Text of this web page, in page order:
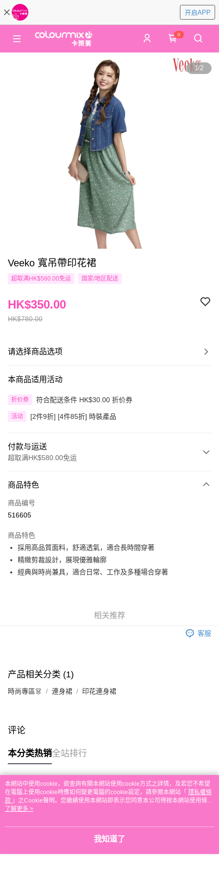
开启APP
0
1/2
Veeko 寬吊帶印花裙
超取满HK$580.00免运 国家/地区配送
HK$780.00
HK$350.00
请选择商品选项
本商品适用活动
折价券 符合配送条件 HK$30.00 折价券
活动 [2件9折] [4件85折] 時裝產品
付款与运送
超取满HK$580.00免运
信用卡
Apple Pay
AlipayHK
PayMe
eshop@colourmix-cosmetics.com** **我們不會處理沒有提供存款單據的訂
每笔HK$30.00，满HK$580.00(含以上)免运费
每笔HK$30.00，满HK$580.00(含以上)免运费
免运费
其他地区配送 查看运费
商品特色
商品编号
516605
商品特色
採用高品質面料，舒適透氣，適合長時間穿著
精緻剪裁設計，展現優雅輪廓
經典與時尚兼具，適合日常、工作及多種場合穿著
相关推荐
客服
产品相关分类 (1)
時尚專區👗 連身裙 印花連身裙
评论
本分类热销全站排行
热门标签
热销排行
本網站中使用cookie，欲查詢有關本網站使用cookie方式之詳情，及若您不希望
在電腦上使用cookie時應如何變更電腦的cookie設定，請參閱本網站「 隱私權條
款 」之Cookie聲明。您繼續使用本網站即表示您同意本公司得按本網站使用條款
之Cookie聲明使用cookie。
了解更多 >
我知道了